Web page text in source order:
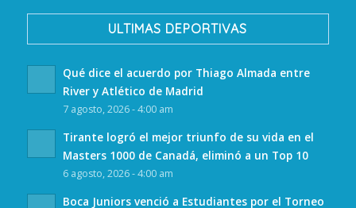
ULTIMAS DEPORTIVAS
Qué dice el acuerdo por Thiago Almada entre
River y Atlético de Madrid
7 agosto, 2026 - 4:00 am
Tirante logró el mejor triunfo de su vida en el
Masters 1000 de Canadá, eliminó a un Top 10
6 agosto, 2026 - 4:00 am
Boca Juniors venció a Estudiantes por el Torneo